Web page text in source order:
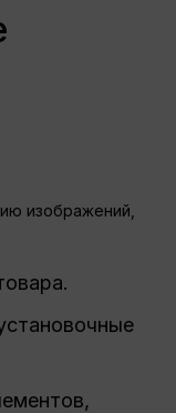
изображений,